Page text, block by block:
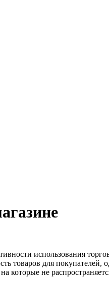
использования
товаров для
не